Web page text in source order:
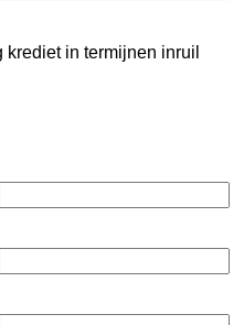
krediet in termijnen inruil